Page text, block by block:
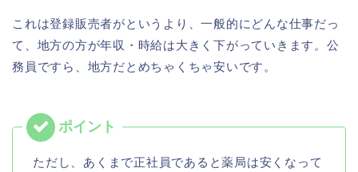
これは登録販売者がというより、一般的にどんな仕事だっ
て、地方の方が年収・時給は大きく下がっていきます。公
務員ですら、地方だとめちゃくちゃ安いです。
ただし、あくまで正社員であると薬局は安くなって